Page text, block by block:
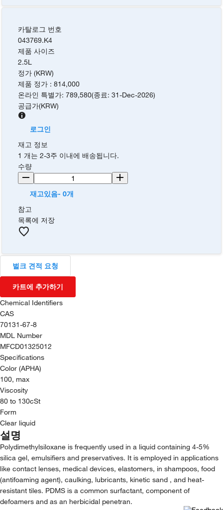
카탈로그 번호
043769.K4
제품 사이즈
2.5L
정가 (KRW)
제품 정가 :814,000
온라인 특별가:789,580(종료:31-Dec-2026)
공급가(KRW)
로그인
재고 정보
1 개는 2-3주 이내에 배송됩니다.
수량
재고있음- 0개
참고
목록에 저장
벌크 견적 요청
카트에 추가하기
Chemical Identifiers
CAS
70131-67-8
MDL Number
MFCD01325012
Specifications
Color (APHA)
100, max
Viscosity
80 to 130cSt
Form
Clear liquid
설명
Polydimethylsiloxane is frequently used in a liquid containing 4-5%
silica gel, emulsifiers and preservatives. It is employed in applications
like contact lenses, medical devices, elastomers, in shampoos, food
(antifoaming agent), caulking, lubricants, kinetic sand , and heat-
resistant tiles. PDMS is a common surfactant, component of
defoamers and as an herbicidal penetran.